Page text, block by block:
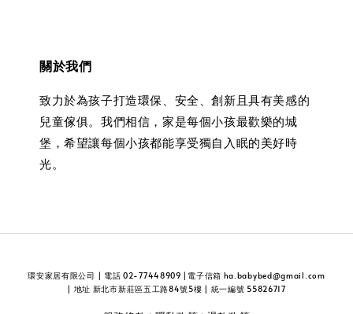
關於我們
致力於為孩子打造環保、安全、創新且具有美感的
兒童傢俱。我們相信，家是每個小孩最歡樂的城
堡，希望讓每個小孩都能享受獨自入眠的美好時
光。
環安家居有限公司 | 電話 02-77448909 |電子信箱 ha.babybed@gmail.com
| 地址 新北市新莊區五工路84號5樓 | 統一編號 55826717